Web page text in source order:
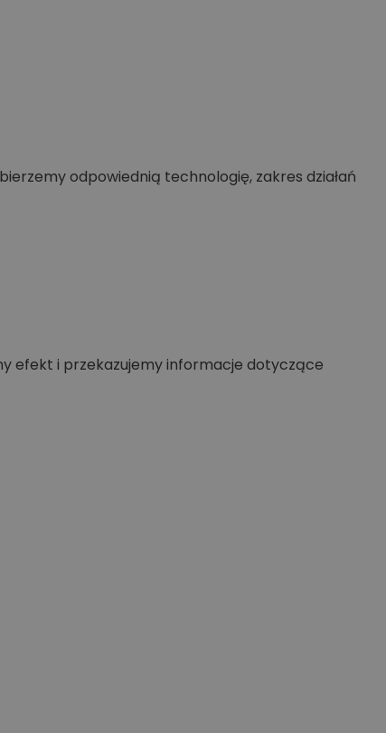
odpowiednią technologię, zakres działań
efekt i przekazujemy informacje dotyczące